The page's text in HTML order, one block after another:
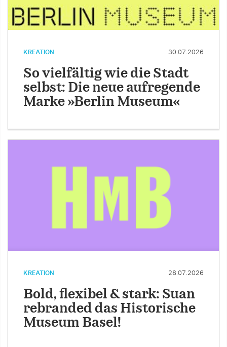
KREATION 30.07.2026
So vielfältig wie die Stadt
selbst: Die neue aufregende
Marke »Berlin Museum«
KREATION 28.07.2026
Bold, flexibel & stark: Suan
rebranded das Historische
Museum Basel!